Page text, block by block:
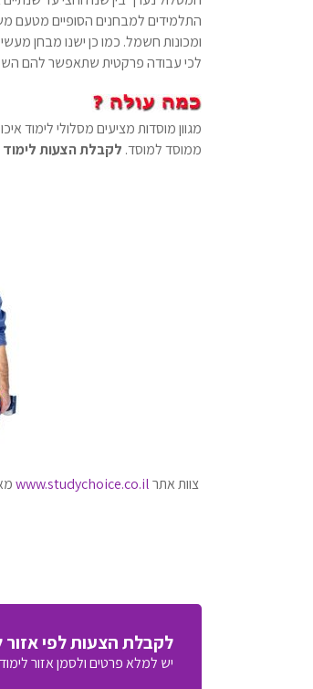
התלמידים למבחנים הסופיים מטעם
ומכונות חשמל. כמו כן ישנו מבחן
לכי עבודה פרקטית שתאפשר להם
מגוון מוסדות מציעים מסלולי לימוד
ממוסד למוסד. לקבלת הצעות לימוד
צוות אתרwww.studychoice.co.il
לקבלת הצעות לפי אזור
יש למלא פרטים ולסמן אזור